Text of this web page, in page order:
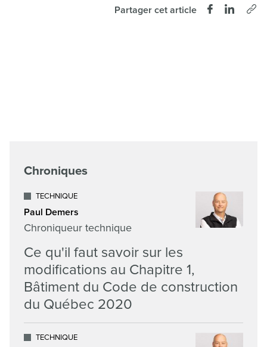
Partager cet article
Chroniques
TECHNIQUE
Paul Demers
Chroniqueur technique
Ce qu'il faut savoir sur les
modifications au Chapitre 1,
Bâtiment du Code de construction
du Québec 2020
TECHNIQUE